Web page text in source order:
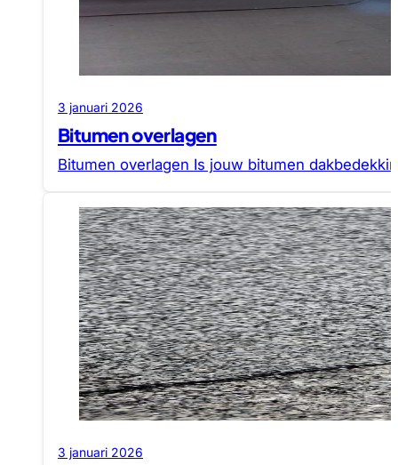
3 januari 2026
Bitumen overlagen
Bitumen overlagen Is jouw bitumen
3 januari 2026